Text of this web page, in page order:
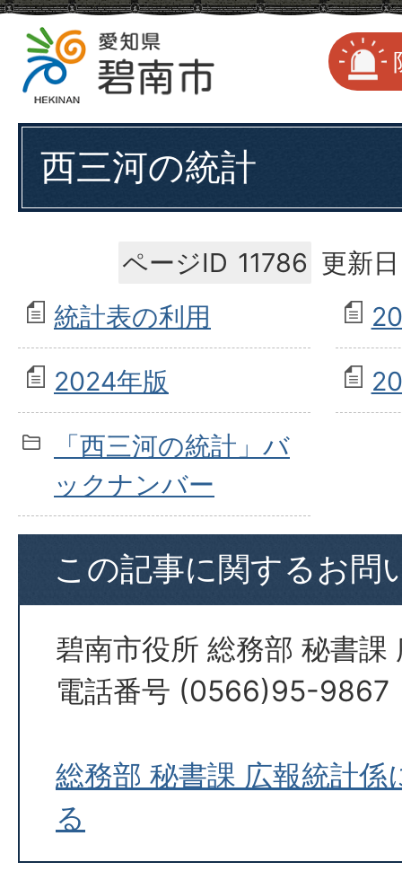
西三河の統計
ページID 11786 更新
統計表の利用
2024年版
「西三河の統計」バ
ックナンバー
この記事に関するお問
碧南市役所 総務部 秘書課
電話番号 (0566)95-9867
総務部 秘書課 広報統計係
る